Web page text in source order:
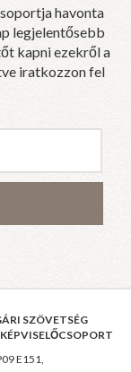
havonta
legjelentősebb
kapni ezekről a
iratkozzon fel
SZÖVETSÉG
E151,